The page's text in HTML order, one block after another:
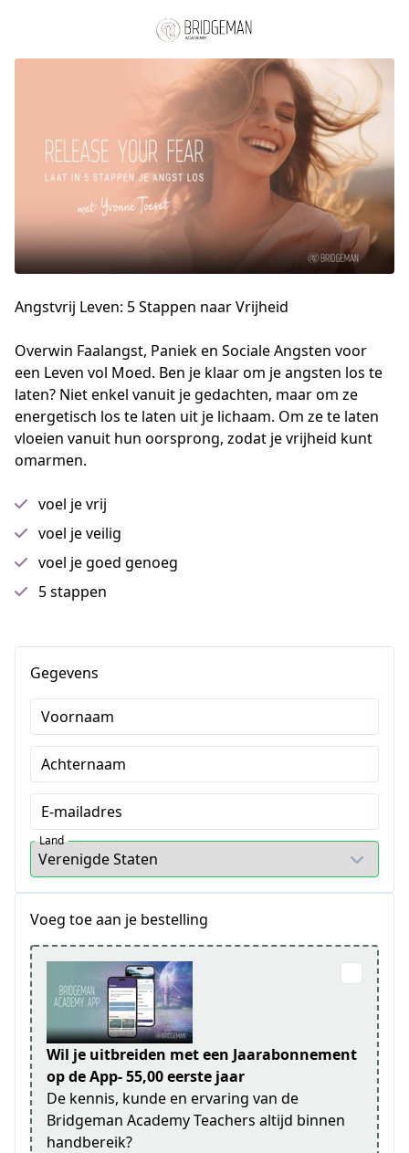
Angstvrij Leven: 5 Stappen naar Vrijheid
Overwin Faalangst, Paniek en Sociale Angsten voor
een Leven vol Moed. Ben je klaar om je angsten los te
laten? Niet enkel vanuit je gedachten, maar om ze
energetisch los te laten uit je lichaam. Om ze te laten
vloeien vanuit hun oorsprong, zodat je vrijheid kunt
omarmen.
voel je vrij
voel je veilig
voel je goed genoeg
5 stappen
Gegevens
Voornaam
Achternaam
E-mailadres
Land
Voeg toe aan je bestelling
Wil je uitbreiden met een Jaarabonnement
op de App- 55,00 eerste jaar
De kennis, kunde en ervaring van de
Bridgeman Academy Teachers altijd binnen
handbereik?